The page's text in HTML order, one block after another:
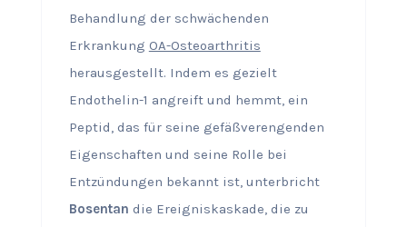
Behandlung der schwächenden
Erkrankung OA-Osteoarthritis
herausgestellt. Indem es gezielt
Endothelin-1 angreift und hemmt, ein
Peptid, das für seine gefäßverengenden
Eigenschaften und seine Rolle bei
Entzündungen bekannt ist, unterbricht
Bosentan die Ereigniskaskade, die zu